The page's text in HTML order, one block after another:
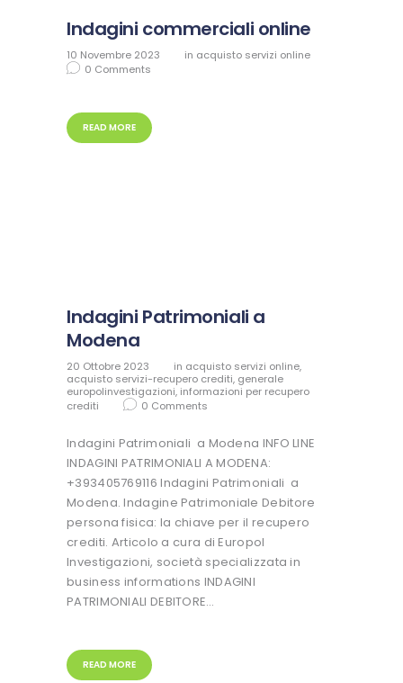
Indagini commerciali online
10 Novembre 2023 in acquisto servizi online
0 Comments
READ MORE
Indagini Patrimoniali a
Modena
20 Ottobre 2023 in acquisto servizi online,
acquisto servizi-recupero crediti, generale
europolinvestigazioni, informazioni per recupero
crediti
0 Comments
Indagini Patrimoniali a Modena INFO LINE
INDAGINI PATRIMONIALI A MODENA:
+393405769116 Indagini Patrimoniali a
Modena. Indagine Patrimoniale Debitore
persona fisica: la chiave per il recupero
crediti. Articolo a cura di Europol
Investigazioni, società specializzata in
business informations INDAGINI
PATRIMONIALI DEBITORE…
READ MORE